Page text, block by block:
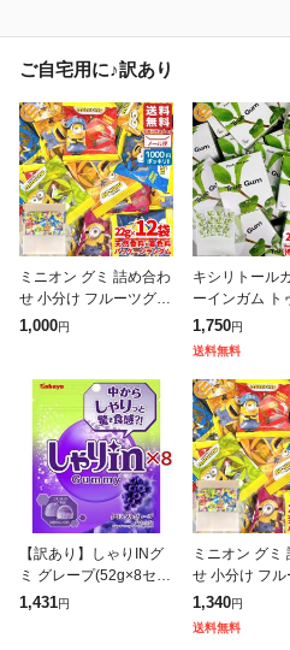
ご自宅用に♪訳あり
ミニオン グミ 詰め合わ
せ 小分け フルーツグミ
22g×12袋 ミニオンズ
コ
1,000円
キシリトール
ーインガム ト
ム 21g×12個
用 ミント コス
あり メール便
料無料
1,750円
送料無料
【訳あり】しゃりINグ
ミ グレープ(52g×8セッ
ト)[グミ]
1,431円
ミニオン グミ
せ 小分け フル
22g×24袋 小袋
ィン お菓子 ば
ミニオンズ 訳
1,340円
送料無料